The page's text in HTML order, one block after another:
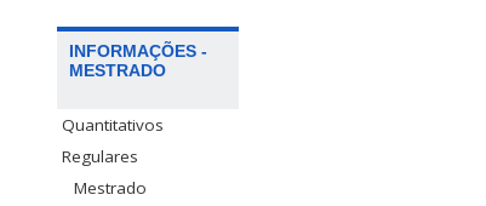
INFORMAÇÕES -
MESTRADO
Quantitativos
Regulares
Mestrado